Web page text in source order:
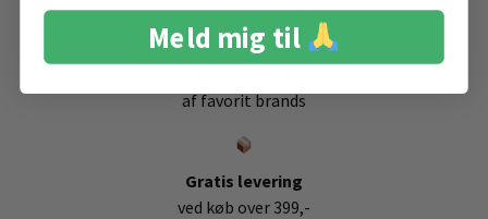
af favorit brands
Gratis levering
ved køb over 399,-
Meld mig til